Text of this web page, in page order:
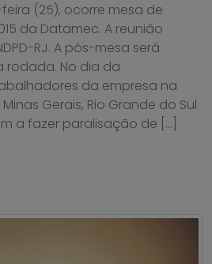
(25), ocorre mesa de
da Datamec. A reunião
RJ. A pós-mesa será
rodada. No dia da
da empresa na
Gerais, Rio Grande do Sul
a fazer paralisação de […]